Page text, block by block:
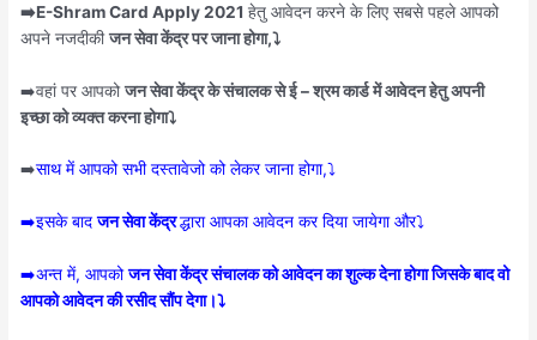
➡️E-Shram Card Apply 2021हेतु आवेदन करने के लिए सबसे पहले आपको
अपने नजदीकीजन सेवा केंद्र पर जाना होगा,⤵️
➡️वहां पर आपकोजन सेवा केंद्र के संचालक से ई – श्रम कार्ड में आवेदन हेतु अपनी
इच्छा को व्यक्त करना होगा⤵️
➡️साथ में आपको सभी दस्तावेजो को लेकर जाना होगा,⤵️
➡️इसके बादजन सेवा केंद्रद्धारा आपका आवेदन कर दिया जायेगा और⤵️
➡️अन्त में, आपकोजन सेवा केंद्र संचालक को आवेदन का शुल्क देना होगा जिसके बाद वो
आपको आवेदन की रसीद सौंप देगा।⤵️